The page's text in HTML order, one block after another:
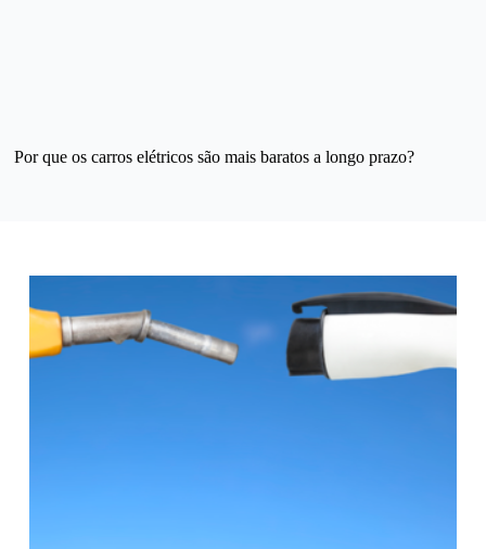
Por que os carros elétricos são mais baratos a longo prazo?